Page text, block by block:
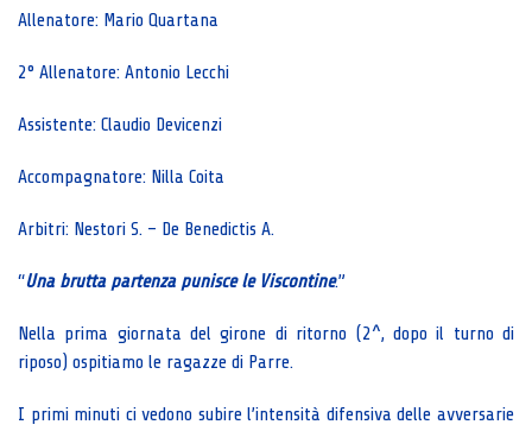
Allenatore: Mario Quartana
2° Allenatore: Antonio Lecchi
Assistente: Claudio Devicenzi
Accompagnatore: Nilla Coita
Arbitri: Nestori S. – De Benedictis A.
“Una brutta partenza punisce le Viscontine.”
Nella prima giornata del girone di ritorno (2^, dopo il turno di
riposo) ospitiamo le ragazze di Parre.
I primi minuti ci vedono subire l’intensità difensiva delle avversarie